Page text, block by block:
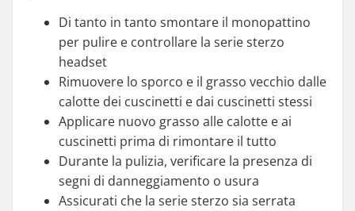
Di tanto in tanto smontare il monopattino
per pulire e controllare la serie sterzo
headset
Rimuovere lo sporco e il grasso vecchio dalle
calotte dei cuscinetti e dai cuscinetti stessi
Applicare nuovo grasso alle calotte e ai
cuscinetti prima di rimontare il tutto
Durante la pulizia, verificare la presenza di
segni di danneggiamento o usura
Assicurati che la serie sterzo sia serrata